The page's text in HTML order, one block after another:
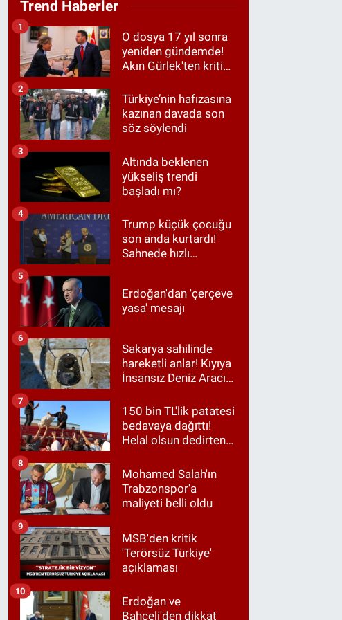
Trend Haberler
O dosya 17 yıl sonra
yeniden gündemde!
Akın Gürlek'ten kritik
1
Türkiye’nin hafızasına
kazınan davada son
söz söylendi
2
Altında beklenen
yükseliş trendi
başladı mı?
3
Trump küçük çocuğu
son anda kurtardı!
Sahnede hızlı
4
Erdoğan'dan 'çerçeve
yasa' mesajı
5
Sakarya sahilinde
hareketli anlar! Kıyıya
İnsansız Deniz Aracı
6
150 bin TL'lik patatesi
bedavaya dağıttı!
Helal olsun dedirten
7
Mohamed Salah'ın
Trabzonspor'a
maliyeti belli oldu
8
MSB'den kritik
'Terörsüz Türkiye'
açıklaması
9
Erdoğan ve
Bahçeli'den dikkat
10